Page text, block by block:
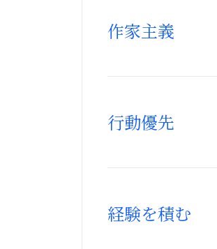
作家主義
行動優先
経験を積む